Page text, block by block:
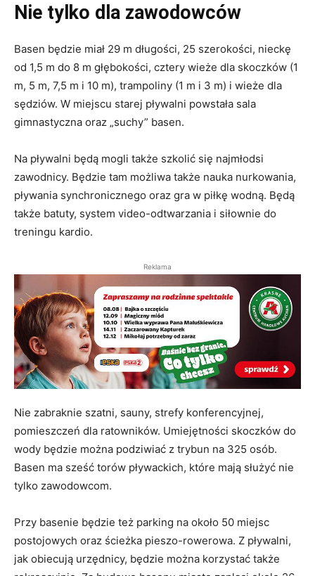
Nie tylko dla zawodowców
Basen będzie miał 29 m długości, 25 szerokości, nieckę
od 1,5 m do 8 m głębokości, cztery wieże dla skoczków (1
m, 5 m, 7,5 m i 10 m), trampoliny (1 m i 3 m) i wieże dla
sędziów. W miejscu starej pływalni powstała sala
gimnastyczna oraz „suchy” basen.
Na pływalni będą mogli także szkolić się najmłodsi
zawodnicy. Będzie tam możliwa także nauka nurkowania,
pływania synchronicznego oraz gra w piłkę wodną. Będą
także batuty, system video-odtwarzania i siłownie do
treningu kardio.
Reklama
Nie zabraknie szatni, sauny, strefy konferencyjnej,
pomieszczeń dla ratowników. Umiejętności skoczków do
wody będzie można podziwiać z trybun na 325 osób.
Basen ma sześć torów pływackich, które mają służyć nie
tylko zawodowcom.
Przy basenie będzie też parking na około 50 miejsc
postojowych oraz ścieżka pieszo-rowerowa. Z pływalni,
jak obiecują urzędnicy, będzie można korzystać także